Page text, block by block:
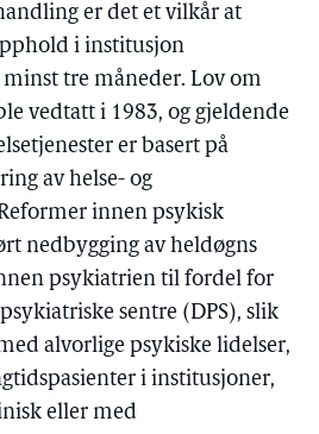
er det et vilkår at
i institusjon
tre måneder. Lov om
vedtatt i 1983, og gjeldende
er basert på
av helse- og
innen psykisk
nedbygging av heldøgns
psykiatrien til fordel for
sentre (DPS), slik
alvorlige psykiske lidelser,
i institusjoner,
eller med